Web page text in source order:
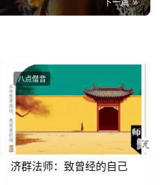
下一篇
八点僧音
济群法师：致曾经的自己